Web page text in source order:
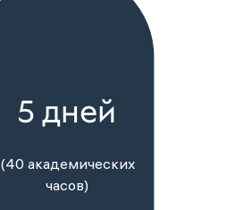
5 дней
(40 академических
часов)